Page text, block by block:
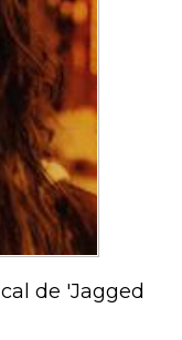
de 'Jagged